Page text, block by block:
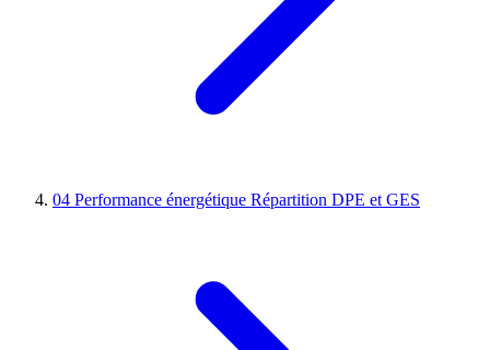
04 Performance énergétique Répartition DPE et GES